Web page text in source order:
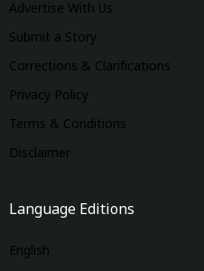
Advertise With Us
Submit a Story
Corrections & Clarifications
Privacy Policy
Terms & Conditions
Disclaimer
Language Editions
English